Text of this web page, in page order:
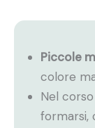
Piccole
colore
Nel
formarsi,